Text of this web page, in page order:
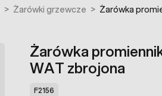
> Żarówki grzewcze > Żarówka
Żarówka
WAT zbrojona
F2156